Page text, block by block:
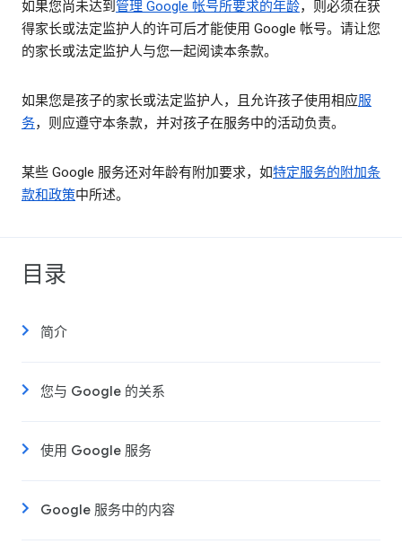
如果您尚未达到 管理 Google 帐号所要求的年龄，则必须在获
得家长或法定监护人的许可后才能使用 Google 帐号。请让您
的家长或法定监护人与您一起阅读本条款。
如果您是孩子的家长或法定监护人，且允许孩子使用相应服
务，则应遵守本条款，并对孩子在服务中的活动负责。
某些 Google 服务还对年龄有附加要求，如特定服务的附加条
款和政策中所述。
目录
简介
您与 Google 的关系
使用 Google 服务
Google 服务中的内容